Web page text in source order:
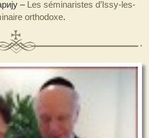
– Les séminaristes d’Issy-les-
orthodoxe.